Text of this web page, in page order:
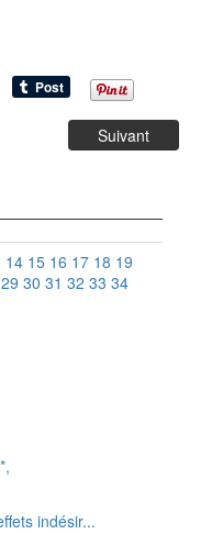
Suivant
14 15 16 17 18 19
29 30 31 32 33 34
indésir...